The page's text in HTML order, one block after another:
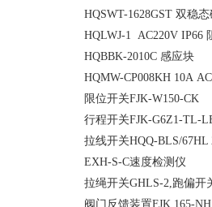
HQSWT-1628GST 双稳
HQLWJ-1 AC220V IP66
HQBBK-2010C 感应块
HQMW-CP008KH 10A
限位开关FJK-W150-CK
行程开关FJK-G6Z1-TL-
拉线开关HQQ-BLS/67HL
EXH-S-C速度检测仪
拉绳开关GHLS-2,跑偏开
阀门反馈装置FJK 165-